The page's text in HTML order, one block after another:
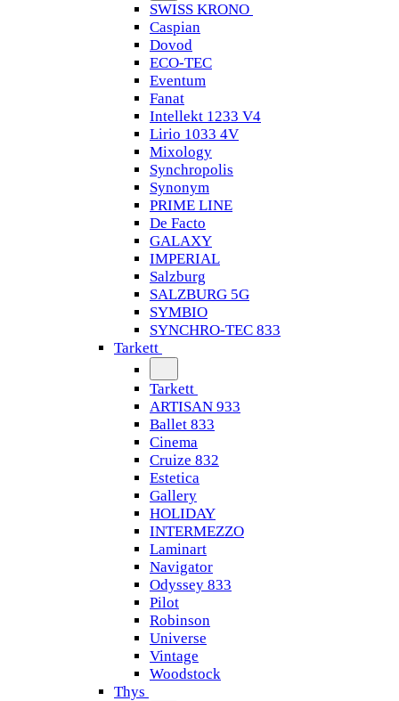
SWISS KRONO
Caspian
Dovod
ECO-TEC
Eventum
Fanat
Intellekt 1233 V4
Lirio 1033 4V
Mixology
Synchropolis
Synonym
PRIME LINE
De Facto
GALAXY
IMPERIAL
Salzburg
SALZBURG 5G
SYMBIO
SYNCHRO-TEC 833
Tarkett
Tarkett
ARTISAN 933
Ballet 833
Cinema
Cruize 832
Estetica
Gallery
HOLIDAY
INTERMEZZO
Laminart
Navigator
Odyssey 833
Pilot
Robinson
Universe
Vintage
Woodstock
Thys